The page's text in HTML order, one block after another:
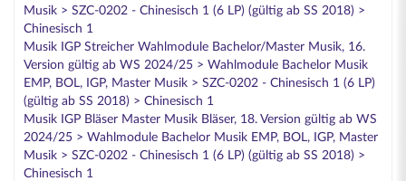
Musik > SZC-0202 - Chinesisch 1 (6 LP) (gültig ab SS 2018) >
Chinesisch 1
Musik IGP Streicher Wahlmodule Bachelor/Master Musik, 16.
Version gültig ab WS 2024/25 > Wahlmodule Bachelor Musik
EMP, BOL, IGP, Master Musik > SZC-0202 - Chinesisch 1 (6 LP)
(gültig ab SS 2018) > Chinesisch 1
Musik IGP Bläser Master Musik Bläser, 18. Version gültig ab WS
2024/25 > Wahlmodule Bachelor Musik EMP, BOL, IGP, Master
Musik > SZC-0202 - Chinesisch 1 (6 LP) (gültig ab SS 2018) >
Chinesisch 1